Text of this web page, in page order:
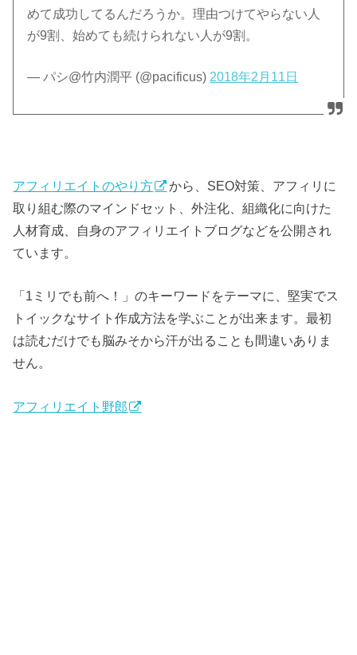
めて成功してるんだろうか。理由つけてやらない人
が9割、始めても続けられない人が9割。
— パシ@竹内潤平 (@pacificus) 2018年2月11日
アフィリエイトのやり方
から、SEO対策、アフィリに
取り組む際のマインドセット、外注化、組織化に向けた
人材育成、自身のアフィリエイトブログなどを公開され
ています。
「1ミリでも前へ！」のキーワードをテーマに、堅実でス
トイックなサイト作成方法を学ぶことが出来ます。最初
は読むだけでも脳みそから汗が出ることも間違いありま
せん。
アフィリエイト野郎